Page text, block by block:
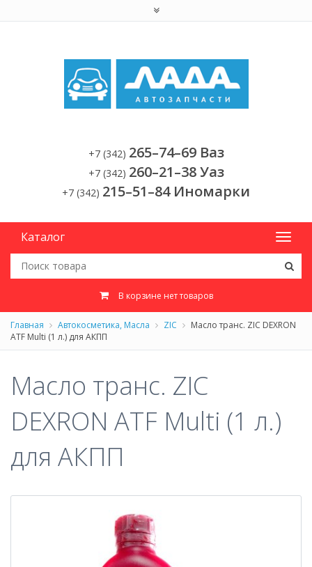
+7 (342) 265–74–69 Ваз
+7 (342) 260–21–38 Уаз
+7 (342) 215–51–84 Иномарки
Каталог
В корзине нет товаров
Главная Автокосметика, Масла ZIC
Масло транс. ZIC DEXRON
ATF Multi (1 л.) для АКПП
Масло транс. ZIC
DEXRON ATF Multi (1 л.)
для АКПП